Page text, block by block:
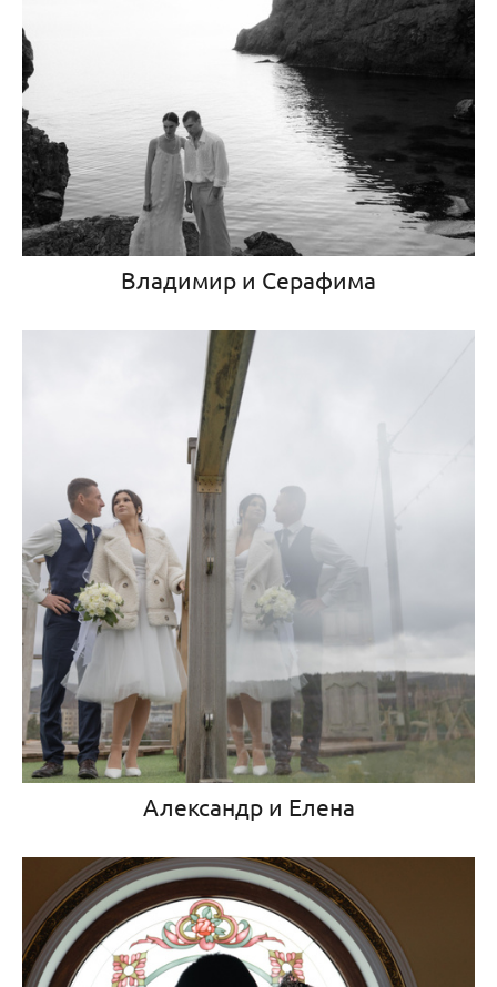
Владимир и Серафима
Александр и Елена